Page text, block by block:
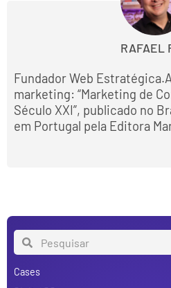
RAFAEL
Fundador Web
marketing: “Marketing de
Século XXI”, publicado no
em Portugal pela Editora
Cases